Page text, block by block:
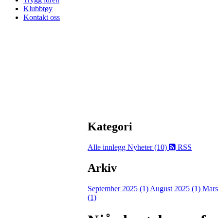
Klubbtøy
Kontakt oss
Kategori
Alle innlegg Nyheter (10) RSS
Arkiv
September 2025 (1) August 2025 (1)
(1)